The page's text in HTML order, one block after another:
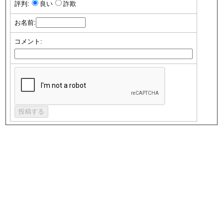
評判: 良い 詐欺
お名前:
コメント: